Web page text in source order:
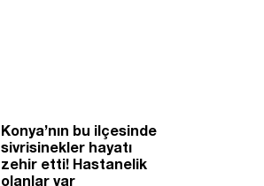
Konya’nın bu ilçesinde
sivrisinekler hayatı
zehir etti! Hastanelik
olanlar var